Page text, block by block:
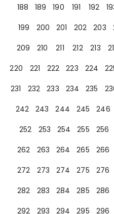
188
189 190 191 192
199
200 201 202 203
209
210 211 212 213
220
221 222 223 224
231
232 233 234 235
242
243 244 245 246
252
253 254 255 256
262
263 264 265 266
272
273 274 275 276
282
283 284 285 286
292
293 294 295 296